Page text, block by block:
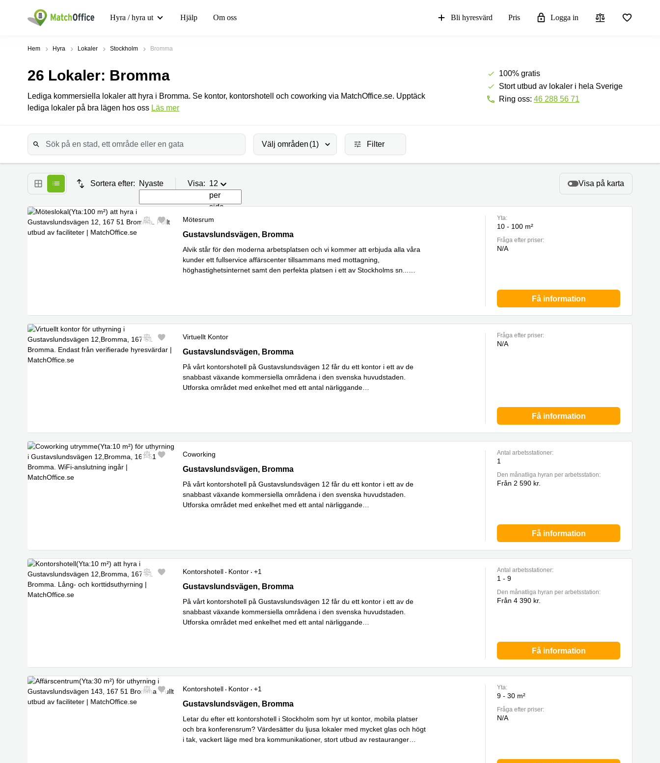
Hyra / hyra ut Hjälp Om oss Bli hyresvärd Pris Logga in
Hem Hyra Lokaler Stockholm Bromma
26 Lokaler: Bromma
Lediga kommersiella lokaler att hyra i Bromma. Se kontor, kontorshotell och coworking via MatchOffice.se. Upptäck
lediga lokaler på bra lägen hos oss Läs mer
100% gratis
Stort utbud av lokaler i hela Sverige
Ring oss: 46 288 56 71
Välj områden (1) Filter
Sortera efter: Nyaste Visa: 12
per
sida
Visa på karta
Mötesrum
Gustavslundsvägen 12, Bromma
Gustavslundsvägen, Bromma
Alvik står för den moderna arbetsplatsen och vi kommer att erbjuda alla våra
kunder ett fullservice affärscenter tillsammans med mottagning,
höghastighetsinternet samt den perfekta platsen i ett av Stockholms sn
Yta:
10 - 100 m²
Fråga efter priser:
N/A
Få information
Virtuellt Kontor
Gustavslundsvägen 12,Bromma, Bromma
Gustavslundsvägen, Bromma
På vårt kontorshotell på Gustavslundsvägen 12 får du ett kontor i ett av de
snabbast växande kommersiella områdena i den svenska huvudstaden.
Utforska området med enkelhet med ett antal närliggande
Fråga efter priser:
N/A
Få information
Coworking
Gustavslundsvägen 12,Bromma, Bromma
Gustavslundsvägen, Bromma
På vårt kontorshotell på Gustavslundsvägen 12 får du ett kontor i ett av de
snabbast växande kommersiella områdena i den svenska huvudstaden.
Utforska området med enkelhet med ett antal närliggande
Antal arbetsstationer:
1
Den månatliga hyran per arbetsstation:
Från 2 590 kr.
Få information
Kontorshotell Kontor
+1
Gustavslundsvägen 12,Bromma, Bromma
Gustavslundsvägen, Bromma
På vårt kontorshotell på Gustavslundsvägen 12 får du ett kontor i ett av de
snabbast växande kommersiella områdena i den svenska huvudstaden.
Utforska området med enkelhet med ett antal närliggande
Antal arbetsstationer:
1 - 9
Den månatliga hyran per arbetsstation:
Från 4 390 kr.
Få information
Kontorshotell Kontor
+1
Gustavslundsvägen 143, Bromma
Gustavslundsvägen, Bromma
Letar du efter ett kontorshotell i Stockholm som hyr ut kontor, mobila platser
och bra konferensrum? Värdesätter du ljusa lokaler med mycket glas och högt
i tak, vackert läge med bra kommunikationer, stort utbud av restauranger
Yta:
9 - 30 m²
Fråga efter priser:
N/A